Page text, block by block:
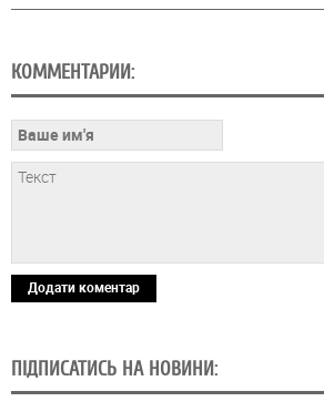
КОММЕНТАРИИ:
Додати коментар
ПІДПИСАТИСЬ НА НОВИНИ: